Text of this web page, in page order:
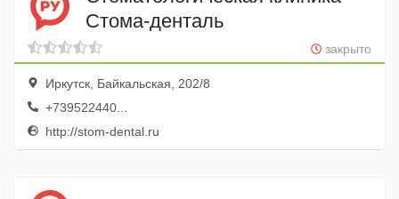
Стома-денталь
закрыто
Иркутск, Байкальская, 202/8
+739522440...
http://stom-dental.ru